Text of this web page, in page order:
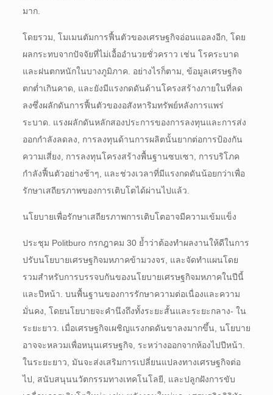
มาก.
โดยรวม, โมเมนตัมการฟื้นตัวของเศรษฐกิจอ่อนแอลงอีก, โดย
ผลกระทบจากปัจจัยที่ไม่เอื้ออำนวยชั่วคราว เช่น โรคระบาด
และฝนตกหนักในบางภูมิภาค. อย่างไรก็ตาม, ข้อมูลเศรษฐกิจ
ตกต่ำเกินคาด, และยังมีแรงกดดันด้านโครงสร้างภายในที่ลด
ลงซึ่งผลักดันการฟื้นตัวของอสังหาริมทรัพย์หลังการแพร่
ระบาด. แรงผลักดันหลักสองประการของการลงทุนและการส่ง
ออกกำลังลดลง, การลงทุนด้านการผลิตนั้นยากต่อการป้องกัน
ความเสี่ยง, การลงทุนโครงสร้างพื้นฐานซบเซา, การบริโภค
กำลังฟื้นตัวอย่างช้าๆ, และช่วงเวลาที่มีแรงกดดันน้อยกว่าเพื่อ
รักษาเสถียรภาพของการเติบโตได้ผ่านไปแล้ว.
นโยบายเพื่อรักษาเสถียรภาพการเติบโตอาจมีความเข้มแข็ง
ประชุม Politburo กรกฎาคม 30 ย้ำว่าต้องทำผลงานให้ดีในการ
ปรับนโยบายเศรษฐกิจมหภาคข้ามวงจร, และจัดทำแผนโดย
รวมสำหรับการบรรจบกันของนโยบายเศรษฐกิจมหภาคในปีนี้
และปีหน้า. บนพื้นฐานของการรักษาความต่อเนื่องและความ
มั่นคง, โดยนโยบายจะคำนึงถึงทั้งระยะสั้นและระยะกลาง- ใน
ระยะยาว. เมื่อเศรษฐกิจเผชิญแรงกดดันขาลงมากขึ้น, นโยบาย
อาจจะหลวมเพื่อหนุนเศรษฐกิจ, ระหว่างออกจากห้องไปปีหน้า.
ในระยะยาว, มันจะส่งเสริมการเปลี่ยนแปลงทางเศรษฐกิจต่อ
ไป, สนับสนุนนวัตกรรมทางเทคโนโลยี, และปลูกฝังการขับ